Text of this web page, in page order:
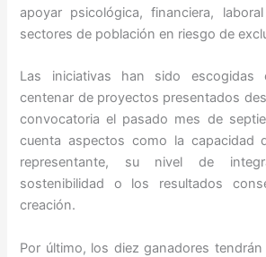
apoyar psicológica, financiera,
sectores de población en riesgo de
Las iniciativas han sido
centenar de proyectos presentados
convocatoria el pasado mes de
cuenta aspectos como la capacidad
representante, su nivel de
sostenibilidad o los resultados
creación.
Por último, los diez ganadores